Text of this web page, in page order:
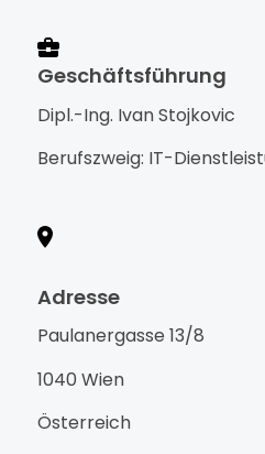
Geschäftsführung
Dipl.-Ing. Ivan Stojkovic
Berufszweig: IT-
Adresse
Paulanergasse 13/8
1040 Wien
Österreich